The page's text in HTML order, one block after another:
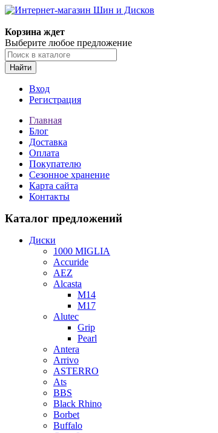
Корзина ждет
Выберите любое предложение
Найти
Вход
Регистрация
Главная
Блог
Доставка
Оплата
Покупателю
Сезонное хранение
Карта сайта
Контакты
Каталог предложений
Диски
1000 MIGLIA
Accuride
AEZ
Alcasta
M14
M17
Alutec
Grip
Pearl
Antera
Arrivo
ASTERRO
Ats
BBS
Black Rhino
Borbet
Buffalo